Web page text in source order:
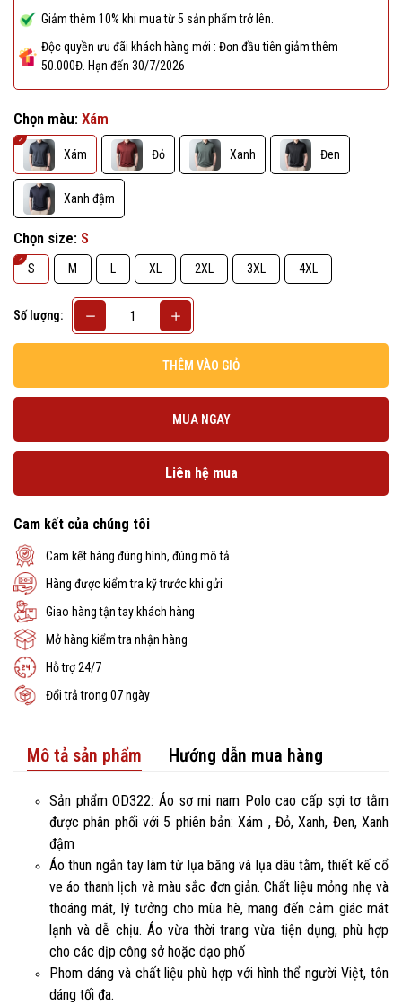
Giảm thêm 10% khi mua từ 5 sản phẩm trở lên.
Độc quyền ưu đãi khách hàng mới : Đơn đầu tiên giảm thêm
50.000Đ. Hạn đến 30/7/2026
Chọn màu: Xám
Xám Đỏ Xanh Đen
Xanh đậm
Chọn size: S
S M L XL 2XL 3XL 4XL
Số lượng:
THÊM VÀO GIỎ
MUA NGAY
Liên hệ mua
Cam kết của chúng tôi
Cam kết hàng đúng hình, đúng mô tả
Hàng được kiểm tra kỹ trước khi gửi
Giao hàng tận tay khách hàng
Mở hàng kiểm tra nhận hàng
Hỗ trợ 24/7
Đổi trả trong 07 ngày
Mô tả sản phẩm Hướng dẫn mua hàng
Sản phẩm OD322: Áo sơ mi nam Polo cao cấp sợi tơ tằm
được phân phối với 5 phiên bản: Xám , Đỏ, Xanh, Đen, Xanh
đậm
Áo thun ngắn tay làm từ lụa băng và lụa dâu tằm, thiết kế cổ
ve áo thanh lịch và màu sắc đơn giản. Chất liệu mỏng nhẹ và
thoáng mát, lý tưởng cho mùa hè, mang đến cảm giác mát
lạnh và dễ chịu. Áo vừa thời trang vừa tiện dụng, phù hợp
cho các dịp công sở hoặc dạo phố
Phom dáng và chất liệu phù hợp với hình thể người Việt, tôn
dáng tối đa.